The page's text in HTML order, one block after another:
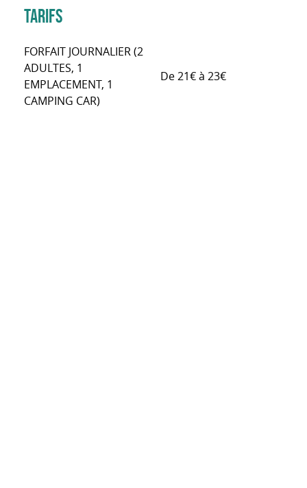
TARIFS
FORFAIT JOURNALIER (2
ADULTES, 1
EMPLACEMENT, 1
CAMPING CAR)
De 21€ à 23€